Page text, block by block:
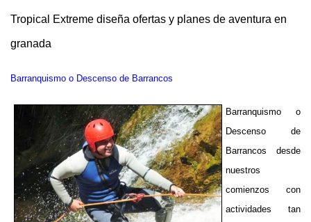
Tropical Extreme diseña ofertas y planes de aventura en
granada
Barranquismo o Descenso de Barrancos
Barranquismo o
Descenso de
Barrancos desde
nuestros
comienzos con
actividades tan